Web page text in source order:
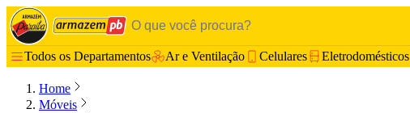
Todos os Departamentos Ar e Ventilação Celulares Eletrodomésticos
Home
Móveis